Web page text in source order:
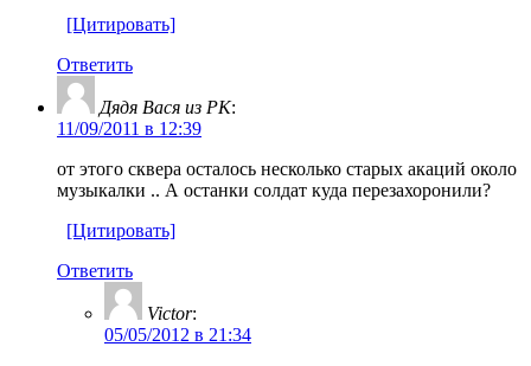
[Цитировать]
Ответить
Дядя Вася из РК:
11/09/2011 в 12:39
от этого сквера осталось несколько старых акаций около
музыкалки .. А останки солдат куда перезахоронили?
[Цитировать]
Ответить
Victor:
05/05/2012 в 21:34